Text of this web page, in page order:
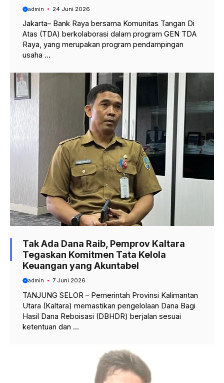
admin 24 Juni 2026
Jakarta– Bank Raya bersama Komunitas Tangan Di
Atas (TDA) berkolaborasi dalam program GEN TDA
Raya, yang merupakan program pendampingan
usaha ...
Tak Ada Dana Raib, Pemprov Kaltara
Tegaskan Komitmen Tata Kelola
Keuangan yang Akuntabel
admin 7 Juni 2026
TANJUNG SELOR – Pemerintah Provinsi Kalimantan
Utara (Kaltara) memastikan pengelolaan Dana Bagi
Hasil Dana Reboisasi (DBHDR) berjalan sesuai
ketentuan dan ...